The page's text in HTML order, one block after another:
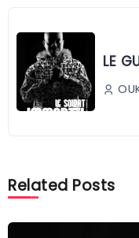
LE
Related Posts